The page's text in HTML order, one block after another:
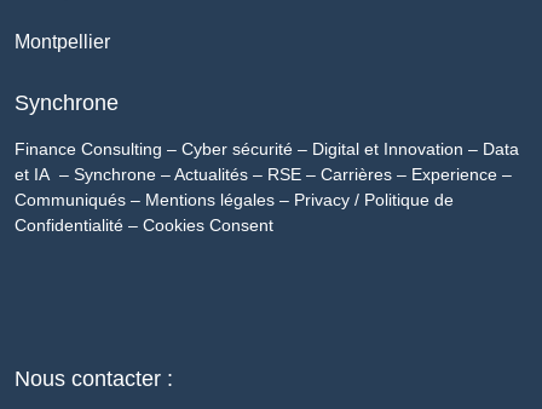
Montpellier
Synchrone
Finance Consulting – Cyber sécurité – Digital et Innovation – Data
et IA – Synchrone –Actualités – RSE – Carrières – Experience –
Communiqués – Mentions légales – Privacy / Politique de
Confidentialité – Cookies Consent
Nous contacter :